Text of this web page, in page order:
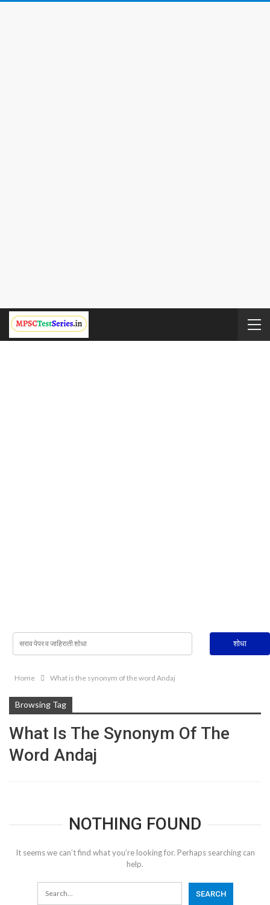
Home What is the synonym of the word Andaj
Browsing Tag
What Is The Synonym Of The
Word Andaj
NOTHING FOUND
It seems we can’t find what you’re looking for. Perhaps searching can
help.